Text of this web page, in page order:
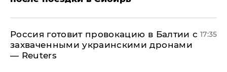
​Россия готовит провокацию в Балтии с
захваченными украинскими дронами
— Reuters
17:35